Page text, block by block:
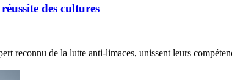
des cultures
reconnu de la lutte anti-limaces, unissent leurs